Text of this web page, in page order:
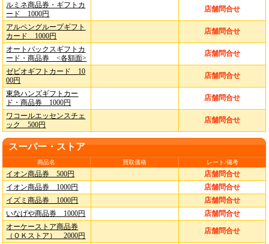
ルミネ商品券・ギフトカ
ード 1000円
店舗問合せ
アルペングループギフト
カード 1000円
店舗問合せ
オートバックスギフトカ
ード・商品券 <各額面>
店舗問合せ
ゼビオギフトカード 10
00円
店舗問合せ
東急ハンズギフトカー
ド・商品券 1000円
店舗問合せ
ワコールエッセンスチェ
ック 500円
店舗問合せ
スーパー・ストア
商品名 買取価格 レート/備考
イオン商品券 500円
店舗問合せ
イオン商品券 1000円
店舗問合せ
イズミ商品券 1000円
店舗問合せ
いなげや商品券 1000円
店舗問合せ
オーケーストア商品券
（ＯＫストア） 2000円
店舗問合せ